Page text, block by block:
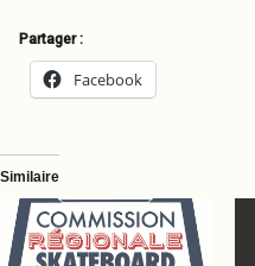
Partager :
Facebook
Similaire